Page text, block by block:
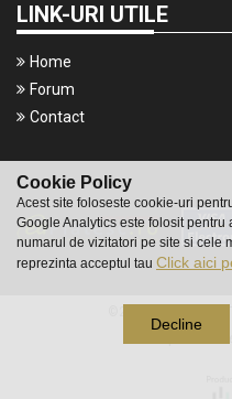
Cookie Policy
Acest site foloseste cookie-uri
Google Analytics este folosit
numarul de vizitatori pe site si cele
reprezinta acceptul tau Click aici
Decline
LINK-URI UTILE
Home
Forum
Contact